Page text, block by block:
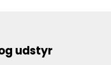
udstyr